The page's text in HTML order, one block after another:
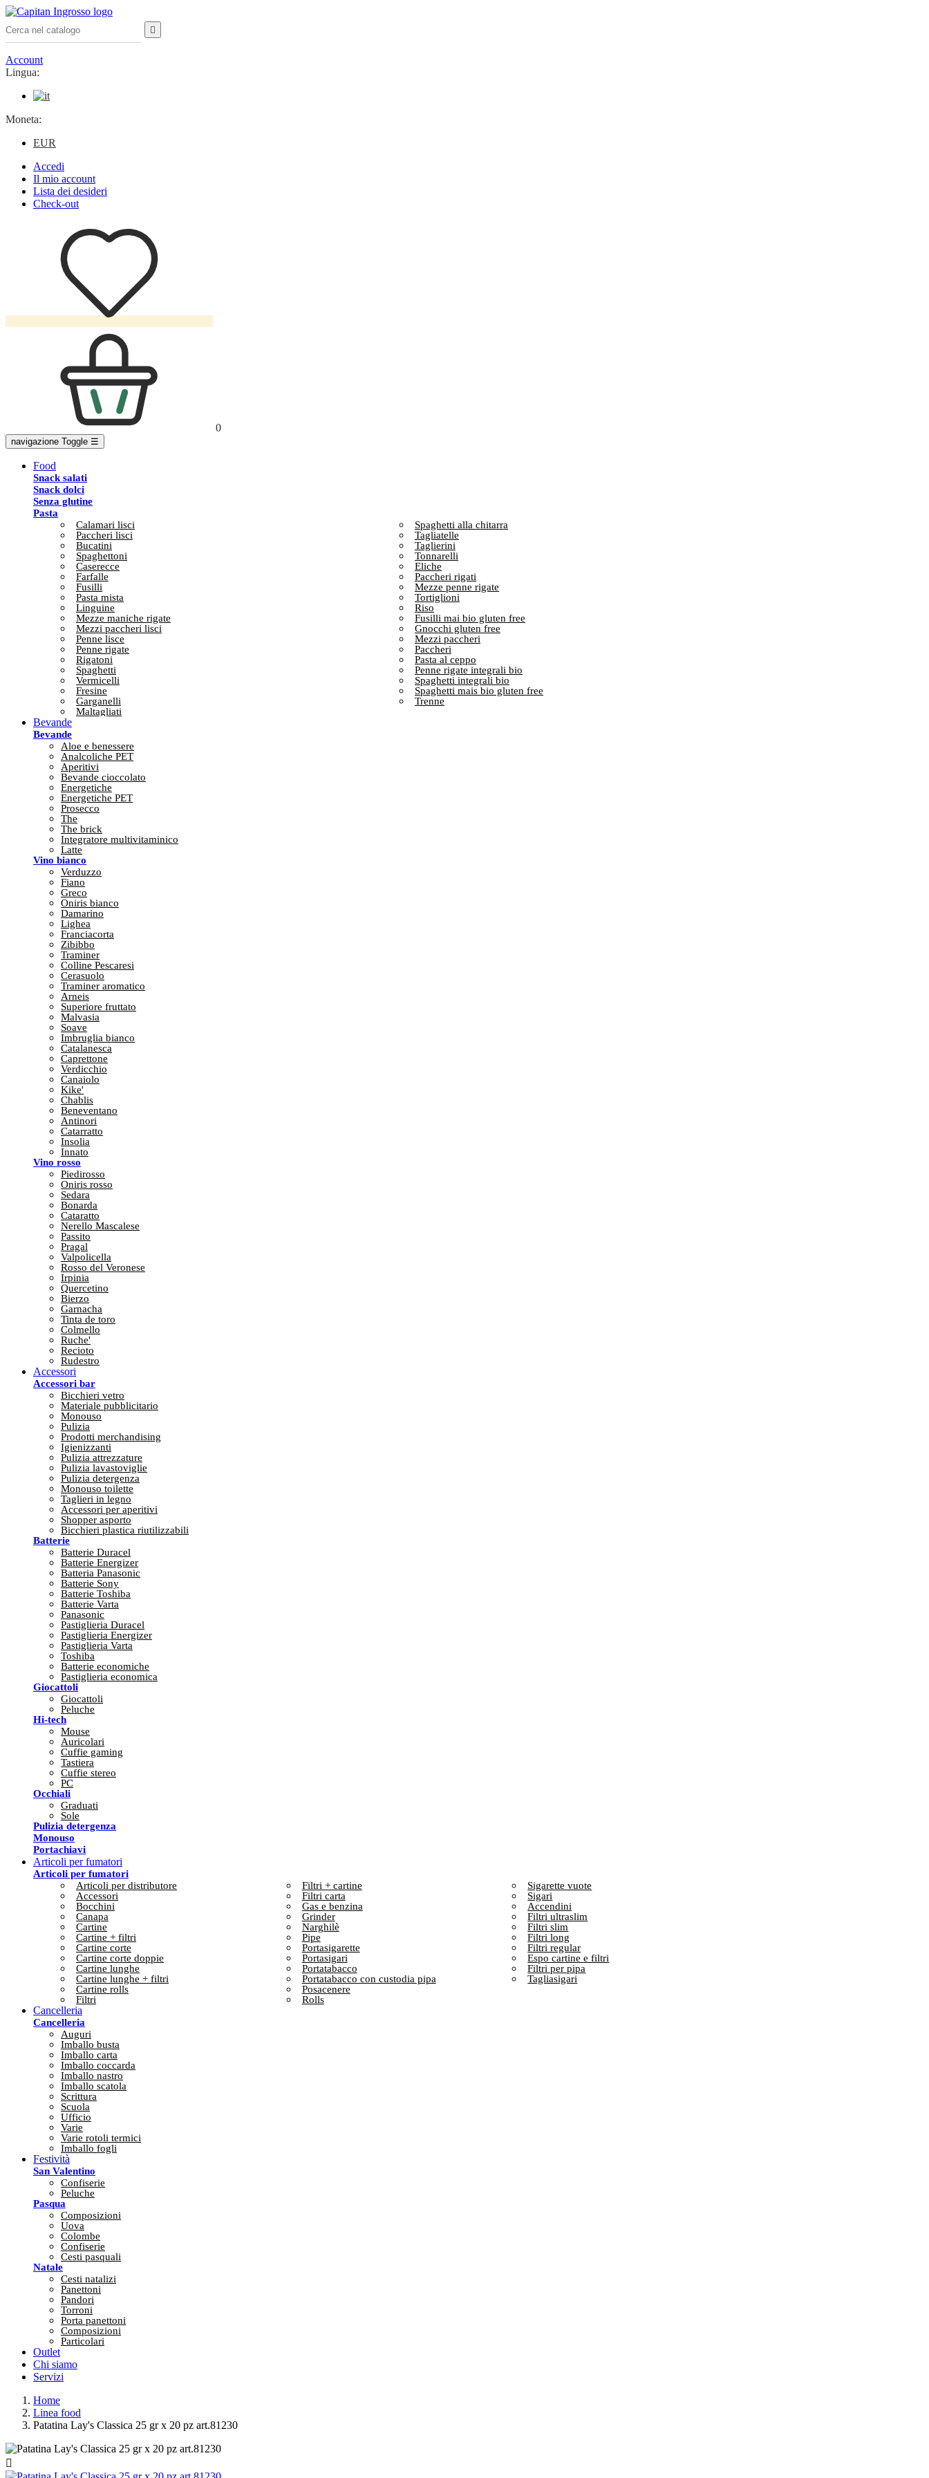

Account
Lingua:
Moneta:
EUR
Accedi
Il mio account
Lista dei desideri
Check-out
0
navigazione Toggle ☰
Food
Snack salati
Snack dolci
Senza glutine
Pasta
Calamari lisci
Paccheri lisci
Bucatini
Spaghettoni
Caserecce
Farfalle
Fusilli
Pasta mista
Linguine
Mezze maniche rigate
Mezzi paccheri lisci
Penne lisce
Penne rigate
Rigatoni
Spaghetti
Vermicelli
Fresine
Garganelli
Maltagliati
Spaghetti alla chitarra
Tagliatelle
Taglierini
Tonnarelli
Eliche
Paccheri rigati
Mezze penne rigate
Tortiglioni
Riso
Fusilli mai bio gluten free
Gnocchi gluten free
Mezzi paccheri
Paccheri
Pasta al ceppo
Penne rigate integrali bio
Spaghetti integrali bio
Spaghetti mais bio gluten free
Trenne
Bevande
Bevande
Aloe e benessere
Analcoliche PET
Aperitivi
Bevande cioccolato
Energetiche
Energetiche PET
Prosecco
The
The brick
Integratore multivitaminico
Latte
Vino bianco
Verduzzo
Fiano
Greco
Oniris bianco
Damarino
Lighea
Franciacorta
Zibibbo
Traminer
Colline Pescaresi
Cerasuolo
Traminer aromatico
Arneis
Superiore fruttato
Malvasia
Soave
Imbruglia bianco
Catalanesca
Caprettone
Verdicchio
Canaiolo
Kike'
Chablis
Beneventano
Antinori
Catarratto
Insolia
Innato
Vino rosso
Piedirosso
Oniris rosso
Sedara
Bonarda
Cataratto
Nerello Mascalese
Passito
Pragal
Valpolicella
Rosso del Veronese
Irpinia
Quercetino
Bierzo
Garnacha
Tinta de toro
Colmello
Ruche'
Recioto
Rudestro
Accessori
Accessori bar
Bicchieri vetro
Materiale pubblicitario
Monouso
Pulizia
Prodotti merchandising
Igienizzanti
Pulizia attrezzature
Pulizia lavastoviglie
Pulizia detergenza
Monouso toilette
Taglieri in legno
Accessori per aperitivi
Shopper asporto
Bicchieri plastica riutilizzabili
Batterie
Batterie Duracel
Batterie Energizer
Batteria Panasonic
Batterie Sony
Batterie Toshiba
Batterie Varta
Panasonic
Pastiglieria Duracel
Pastiglieria Energizer
Pastiglieria Varta
Toshiba
Batterie economiche
Pastiglieria economica
Giocattoli
Giocattoli
Peluche
Hi-tech
Mouse
Auricolari
Cuffie gaming
Tastiera
Cuffie stereo
PC
Occhiali
Graduati
Sole
Pulizia detergenza
Monouso
Portachiavi
Articoli per fumatori
Articoli per fumatori
Articoli per distributore
Accessori
Bocchini
Canapa
Cartine
Cartine + filtri
Cartine corte
Cartine corte doppie
Cartine lunghe
Cartine lunghe + filtri
Cartine rolls
Filtri
Filtri + cartine
Filtri carta
Gas e benzina
Grinder
Narghilè
Pipe
Portasigarette
Portasigari
Portatabacco
Portatabacco con custodia pipa
Posacenere
Rolls
Sigarette vuote
Sigari
Accendini
Filtri ultraslim
Filtri slim
Filtri long
Filtri regular
Espo cartine e filtri
Filtri per pipa
Tagliasigari
Cancelleria
Cancelleria
Auguri
Imballo busta
Imballo carta
Imballo coccarda
Imballo nastro
Imballo scatola
Scrittura
Scuola
Ufficio
Varie
Varie rotoli termici
Imballo fogli
Festività
San Valentino
Confiserie
Peluche
Pasqua
Composizioni
Uova
Colombe
Confiserie
Cesti pasquali
Natale
Cesti natalizi
Panettoni
Pandori
Torroni
Porta panettoni
Composizioni
Particolari
Outlet
Chi siamo
Servizi
Home
Linea food
Patatina Lay's Classica 25 gr x 20 pz art.81230
